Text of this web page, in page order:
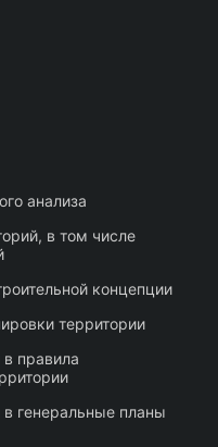
анализа
в том числе
концепции
территории
правила
в генеральные планы